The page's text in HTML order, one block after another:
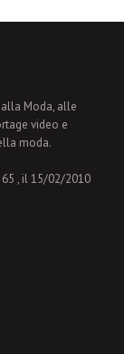
Moda, alle
video e
moda.
65 , il 15/02/2010